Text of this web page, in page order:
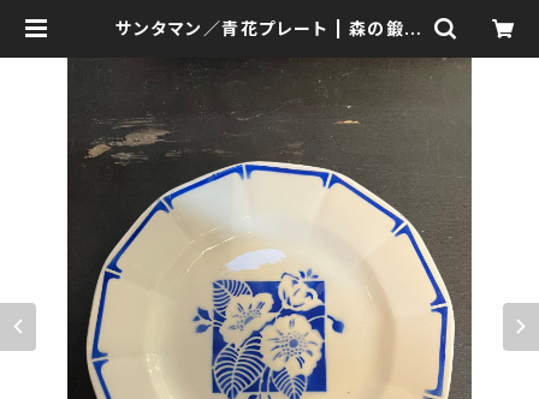
サンタマン／青花プレート | 森の鍛冶